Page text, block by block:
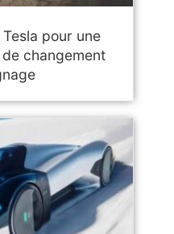
pour une
changement